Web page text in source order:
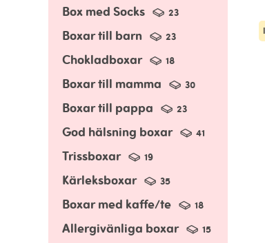
Box med Socks 23
Boxar till barn 23
Chokladboxar 18
Boxar till mamma 30
Boxar till pappa 23
God hälsning boxar 41
Trissboxar 19
Kärleksboxar 35
Boxar med kaffe/te 18
Allergivänliga boxar 15